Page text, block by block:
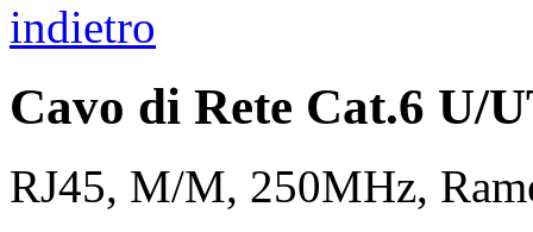
indietro
Cavo di Rete Cat.6 U/
RJ45, M/M, 250MHz,